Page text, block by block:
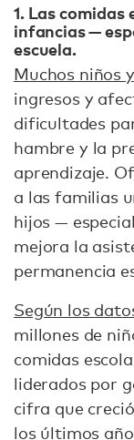
1. Las comidas
infancias —
escuela.
Muchos niños
ingresos y
dificultades
hambre y la
aprendizaje.
a las familias
hijos —
mejora la
permanencia
Según los
millones de
comidas
liderados por
cifra que
los últimos